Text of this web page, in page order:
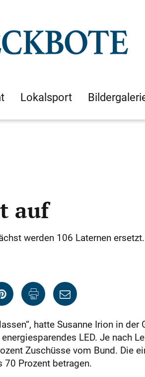
Lokalsport
auf
werden 106 Laternen ersetzt.
hatte Susanne Irion in der
LED. Je nach
Zuschüsse vom Bund. Die
70 Prozent betragen.